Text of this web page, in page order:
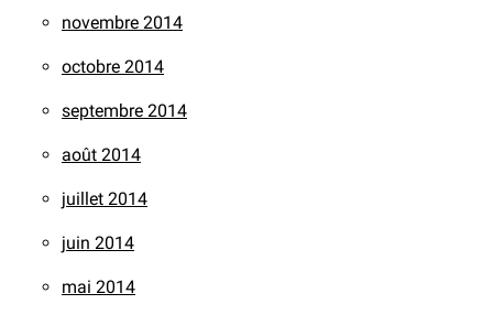
novembre 2014
octobre 2014
septembre 2014
août 2014
juillet 2014
juin 2014
mai 2014